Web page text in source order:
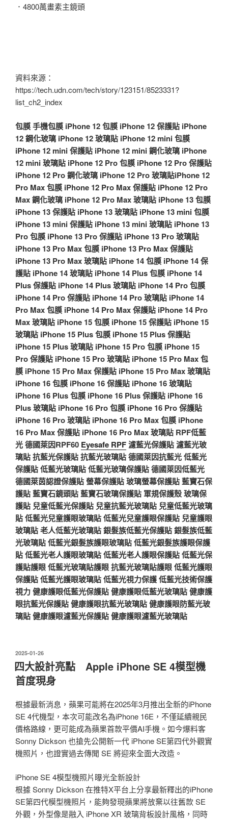
．4800萬畫素主鏡頭
資料來源：
https://tech.udn.com/tech/story/123151/8523331?
list_ch2_index
包膜手機包膜 iPhone 12 包膜 iPhone 12 保護貼 iPhone
12 鋼化玻璃 iPhone 12 玻璃貼 iPhone 12 mini 包膜
iPhone 12 mini 保護貼 iPhone 12 mini 鋼化玻璃 iPhone
12 mini 玻璃貼 iPhone 12 Pro 包膜 iPhone 12 Pro 保護貼
iPhone 12 Pro 鋼化玻璃 iPhone 12 Pro 玻璃貼iPhone 12
Pro Max 包膜 iPhone 12 Pro Max 保護貼 iPhone 12 Pro
Max 鋼化玻璃 iPhone 12 Pro Max 玻璃貼 iPhone 13 包膜
iPhone 13 保護貼 iPhone 13 玻璃貼 iPhone 13 mini 包膜
iPhone 13 mini 保護貼 iPhone 13 mini 玻璃貼 iPhone 13
Pro 包膜 iPhone 13 Pro 保護貼 iPhone 13 Pro 玻璃貼
iPhone 13 Pro Max 包膜 iPhone 13 Pro Max 保護貼
iPhone 13 Pro Max 玻璃貼 iPhone 14 包膜 iPhone 14 保
護貼 iPhone 14 玻璃貼 iPhone 14 Plus 包膜 iPhone 14
Plus 保護貼 iPhone 14 Plus 玻璃貼 iPhone 14 Pro 包膜
iPhone 14 Pro 保護貼 iPhone 14 Pro 玻璃貼 iPhone 14
Pro Max 包膜 iPhone 14 Pro Max 保護貼 iPhone 14 Pro
Max 玻璃貼 iPhone 15 包膜 iPhone 15 保護貼 iPhone 15
玻璃貼 iPhone 15 Plus 包膜 iPhone 15 Plus 保護貼
iPhone 15 Plus 玻璃貼 iPhone 15 Pro 包膜 iPhone 15
Pro 保護貼 iPhone 15 Pro 玻璃貼 iPhone 15 Pro Max 包
膜 iPhone 15 Pro Max 保護貼 iPhone 15 Pro Max 玻璃貼
iPhone 16 包膜 iPhone 16 保護貼 iPhone 16 玻璃貼
iPhone 16 Plus 包膜 iPhone 16 Plus 保護貼 iPhone 16
Plus 玻璃貼 iPhone 16 Pro 包膜 iPhone 16 Pro 保護貼
iPhone 16 Pro 玻璃貼 iPhone 16 Pro Max 包膜 iPhone
16 Pro Max 保護貼 iPhone 16 Pro Max 玻璃貼 RPF低藍
光德國萊因RPF60 Eyesafe RPF濾藍光保護貼濾藍光玻
璃貼抗藍光保護貼抗藍光玻璃貼德國萊因抗藍光低藍光
保護貼低藍光玻璃貼低藍光玻璃保護貼德國萊因低藍光
德國萊茵認證保護貼螢幕保護貼玻璃螢幕保護貼藍寶石保
護貼藍寶石鏡頭貼藍寶石玻璃保護貼 軍規保護殼玻璃保
護貼 兒童低藍光保護貼 兒童抗藍光玻璃貼 兒童低藍光玻璃
貼低藍光兒童護眼玻璃貼低藍光兒童護眼保護貼 兒童護眼
玻璃貼老人低藍光玻璃貼銀髮族低藍光保護貼銀髮族低藍
光玻璃貼低藍光銀髮族護眼玻璃貼低藍光銀髮族護眼保護
貼低藍光老人護眼玻璃貼低藍光老人護眼保護貼低藍光保
護貼護眼低藍光玻璃貼護眼抗藍光玻璃貼護眼低藍光護眼
保護貼低藍光護眼玻璃貼低藍光視力保護低藍光技術保護
視力健康護眼低藍光保護貼健康護眼低藍光玻璃貼健康護
眼抗藍光保護貼健康護眼抗藍光玻璃貼健康護眼防藍光玻
璃貼健康護眼濾藍光保護貼健康護眼濾藍光玻璃貼
發
佈
於
2025-01-26
四大設計亮點 Apple iPhone SE 4模型機
首度現身
根據最新消息，蘋果可能將在2025年3月推出全新的iPhone
SE 4代機型，本次可能改名為iPhone 16E，不僅延續親民
價格路線，更可能成為蘋果首款平價AI手機。如今爆料客
Sonny Dickson 也搶先公開新一代 iPhone SE第四代外觀實
機照片，也證實過去傳聞 SE 將迎來全面大改造。
iPhone SE 4模型機照片曝光全新設計
根據 Sonny Dickson 在推特X平台上分享最新釋出的iPhone
SE第四代模型機照片，能夠發現蘋果將放棄以往舊款 SE
外觀，外型像是融入 iPhone XR 玻璃背板設計風格，同時